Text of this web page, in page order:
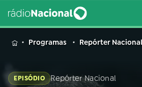
MENUProgramas Repórter Nacional
EPISÓDIO Repórter Nacional